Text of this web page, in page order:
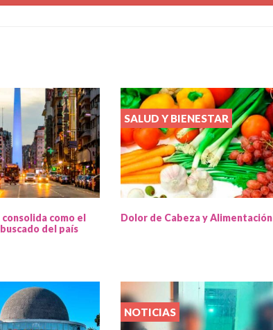
consolida como el
del país
SALUD Y BIENESTAR
Dolor de Cabeza y Alimentación
NOTICIAS